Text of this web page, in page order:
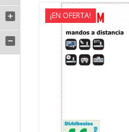


¡EN OFERTA!